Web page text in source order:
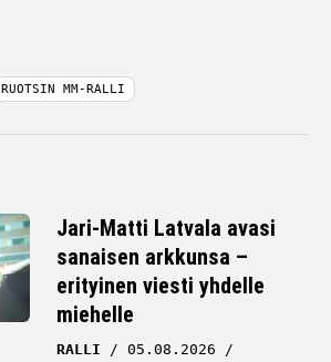
RUOTSIN MM-RALLI
Jari-Matti Latvala avasi
sanaisen arkkunsa –
erityinen viesti yhdelle
miehelle
RALLI
05.08.2026